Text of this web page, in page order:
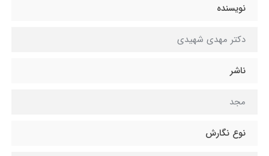
نویسنده
دکتر مهدی شهیدی
ناشر
مجد
نوع نگارش